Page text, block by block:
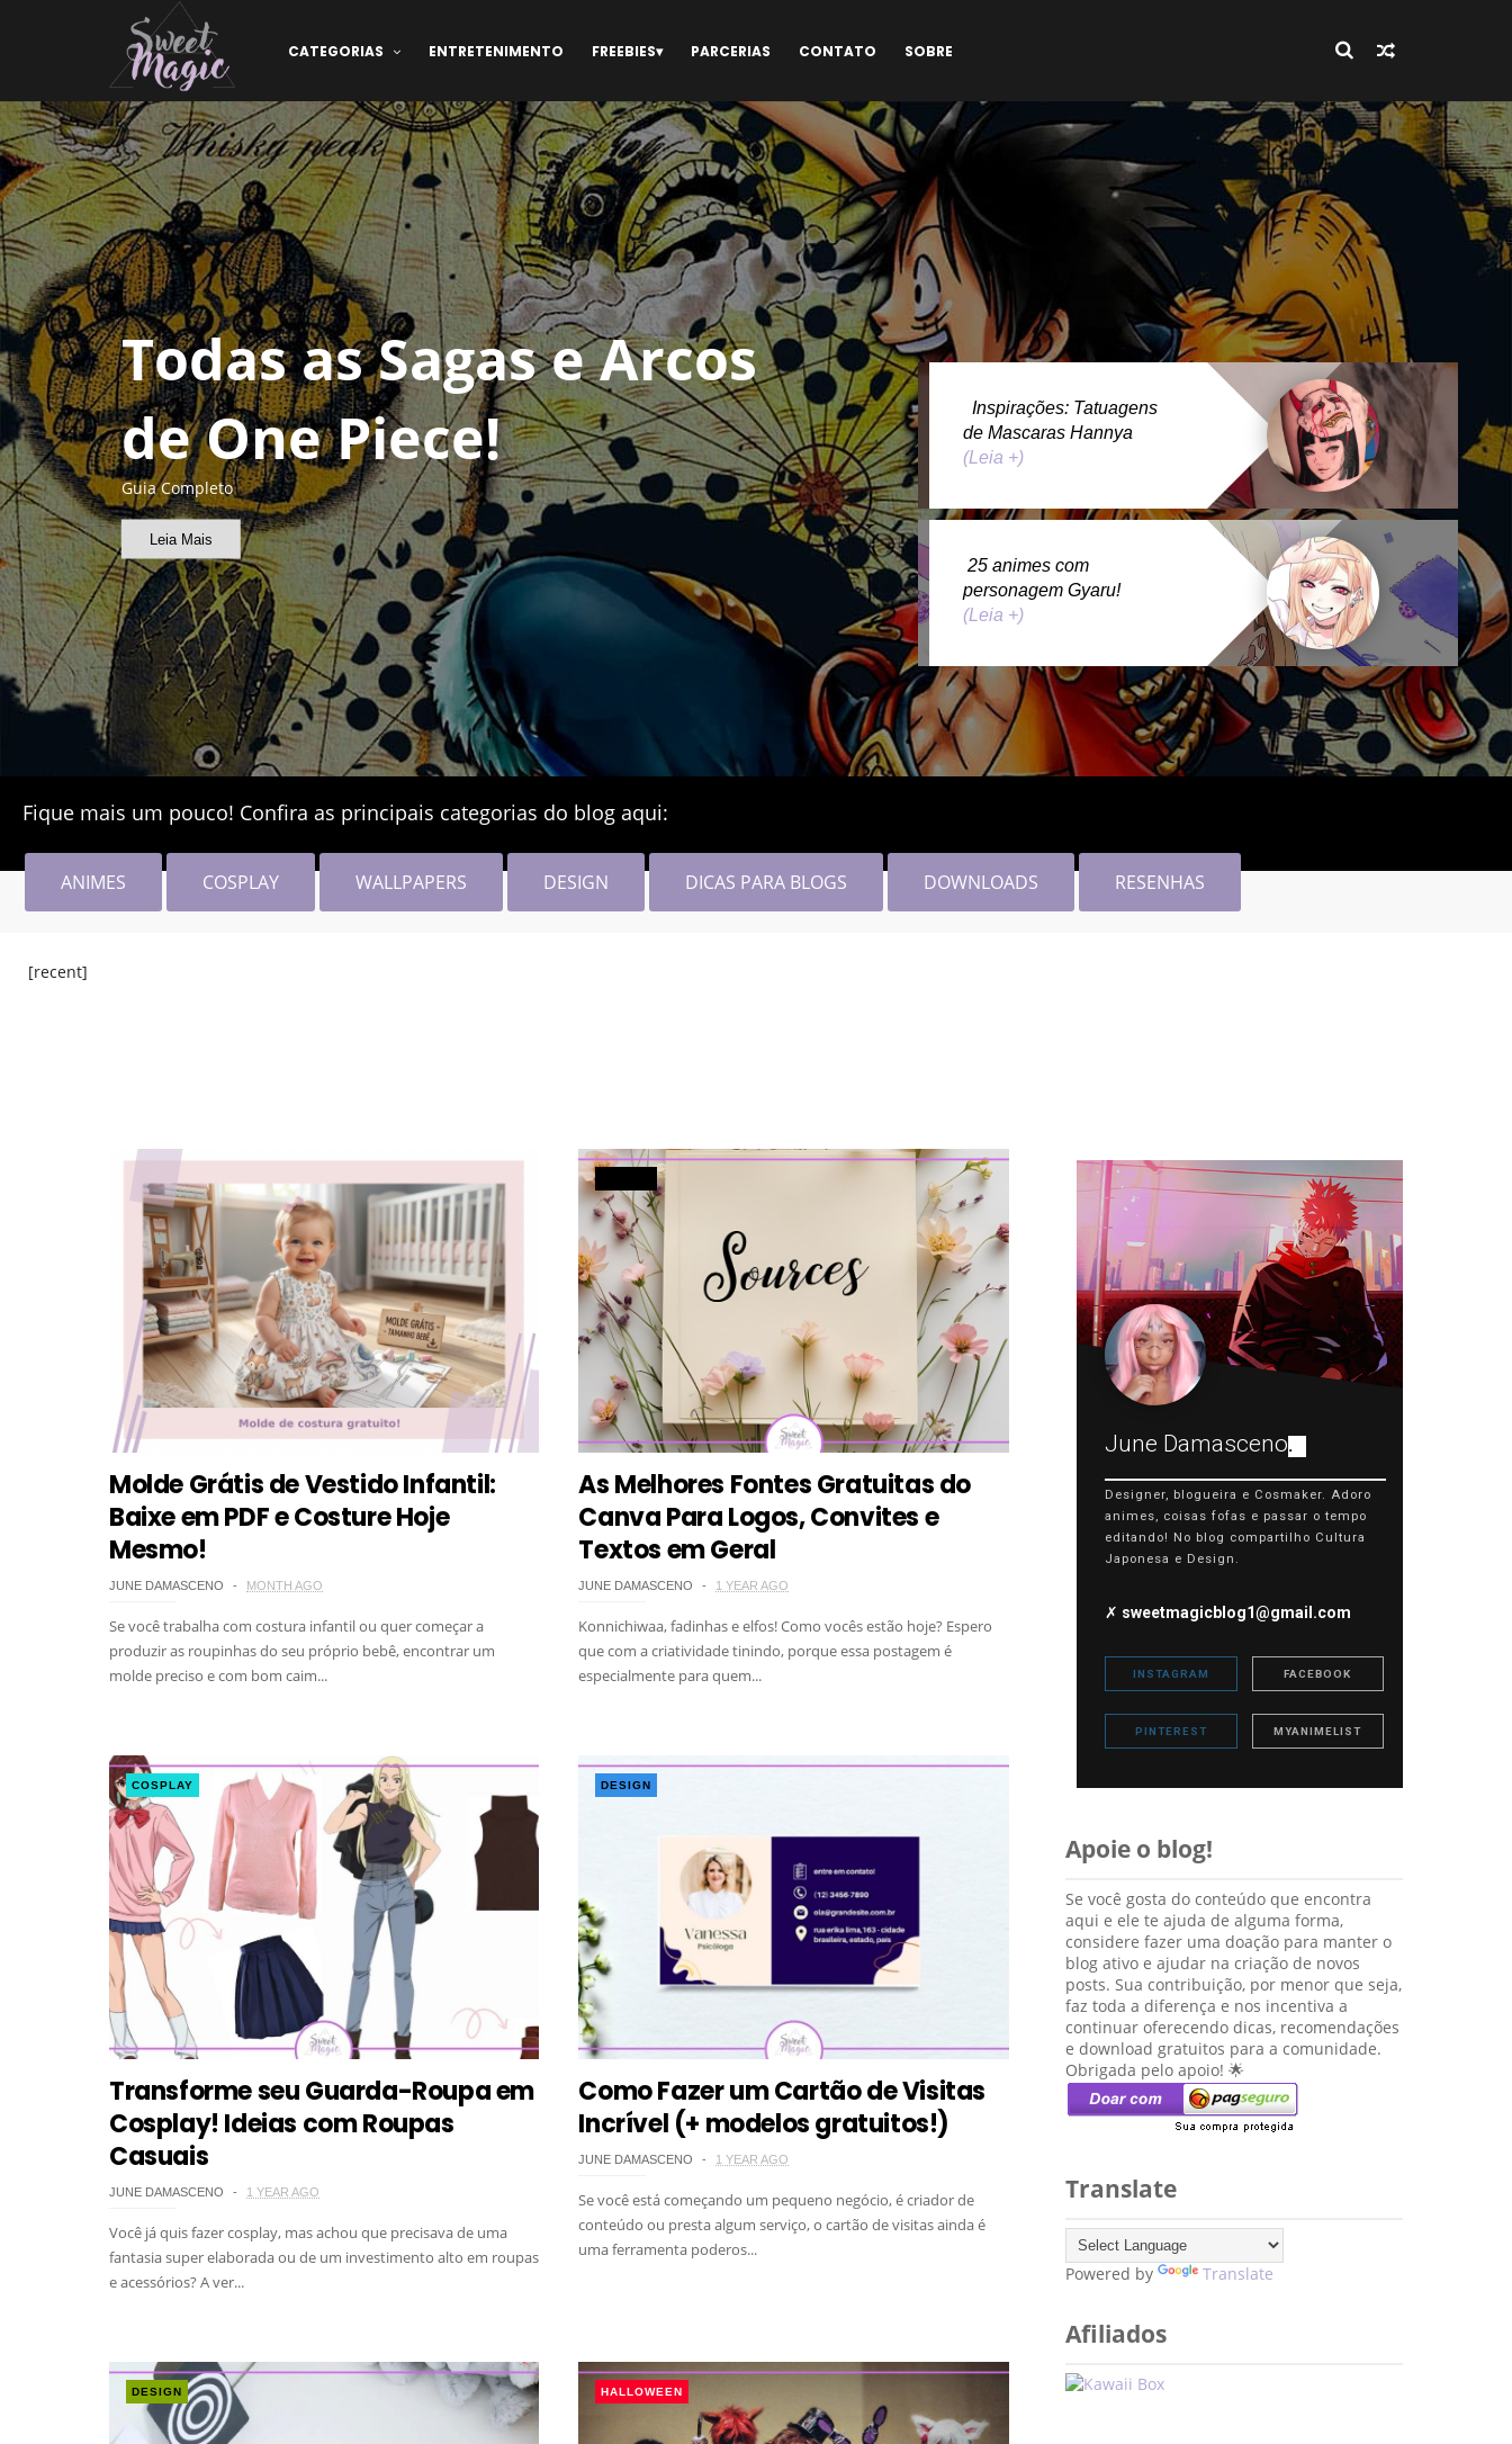
CATEGORIAS ENTRETENIMENTO FREEBIES PARCERIAS CONTATO SOBRE
Todas as Sagas e Arcos
de One Piece!
Guia Completo
Leia Mais
Inspirações: Tatuagens
de Mascaras Hannya
(Leia +)
25 animes com
personagem Gyaru!
(Leia +)
Fique mais um pouco! Confira as principais categorias do blog aqui:
ANIMES COSPLAY WALLPAPERS DESIGN DICAS PARA BLOGS DOWNLOADS RESENHAS
[recent]
Molde Grátis de Vestido Infantil:
Baixe em PDF e Costure Hoje
Mesmo!
JUNE DAMASCENO MONTH AGO
Se você trabalha com costura infantil ou quer começar a
produzir as roupinhas do seu próprio bebê, encontrar um
molde preciso e com bom caim...
As Melhores Fontes Gratuitas do
Canva Para Logos, Convites e
Textos em Geral
JUNE DAMASCENO 1 YEAR AGO
Konnichiwaa, fadinhas e elfos! Como vocês estão hoje? Espero
que com a criatividade tinindo, porque essa postagem é
especialmente para quem...
COSPLAY
Transforme seu Guarda-Roupa em
Cosplay! Ideias com Roupas
Casuais
JUNE DAMASCENO 1 YEAR AGO
Você já quis fazer cosplay, mas achou que precisava de uma
fantasia super elaborada ou de um investimento alto em roupas
e acessórios? A ver...
DESIGN
Como Fazer um Cartão de Visitas
Incrível (+ modelos gratuitos!)
JUNE DAMASCENO 1 YEAR AGO
Se você está começando um pequeno negócio, é criador de
conteúdo ou presta algum serviço, o cartão de visitas ainda é
uma ferramenta poderos...
DESIGN HALLOWEEN
June Damasceno.
Designer, blogueira e Cosmaker. Adoro
animes, coisas fofas e passar o tempo
editando! No blog compartilho Cultura
Japonesa e Design.
✗ sweetmagicblog1@gmail.com
INSTAGRAM FACEBOOK
PINTEREST MYANIMELIST
Apoie o blog!
Se você gosta do conteúdo que encontra
aqui e ele te ajuda de alguma forma,
considere fazer uma doação para manter o
blog ativo e ajudar na criação de novos
posts. Sua contribuição, por menor que seja,
faz toda a diferença e nos incentiva a
continuar oferecendo dicas, recomendações
e download gratuitos para a comunidade.
Obrigada pelo apoio! 🌟
Translate
Powered by Translate
Afiliados